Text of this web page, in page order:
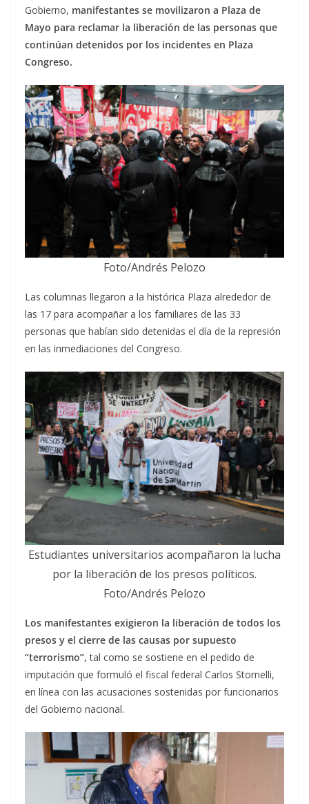
Gobierno, manifestantes se movilizaron a Plaza de
Mayo para reclamar la liberación de las personas que
continúan detenidos por los incidentes en Plaza
Congreso.
Foto/Andrés Pelozo
Las columnas llegaron a la histórica Plaza alrededor de
las 17 para acompañar a los familiares de las 33
personas que habían sido detenidas el día de la represión
en las inmediaciones del Congreso.
Estudiantes universitarios acompañaron la lucha
por la liberación de los presos políticos.
Foto/Andrés Pelozo
Los manifestantes exigieron la liberación de todos los
presos y el cierre de las causas por supuesto
“terrorismo”,tal como se sostiene en el pedido de
imputación que formuló el fiscal federal Carlos Stornelli,
en línea con las acusaciones sostenidas por funcionarios
del Gobierno nacional.